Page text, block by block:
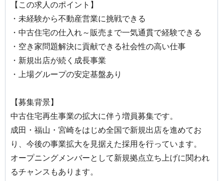
【この求人のポイント】
・未経験から不動産営業に挑戦できる
・中古住宅の仕入れ～販売まで一気通貫で経験できる
・空き家問題解決に貢献できる社会性の高い仕事
・新規出店が続く成長事業
・上場グループの安定基盤あり
【募集背景】
中古住宅再生事業の拡大に伴う増員募集です。
成田・福山・宮崎をはじめ全国で新規出店を進めてお
り、今後の事業拡大を見据えた採用を行っています。
オープニングメンバーとして新規拠点立ち上げに関われ
るチャンスもあります。